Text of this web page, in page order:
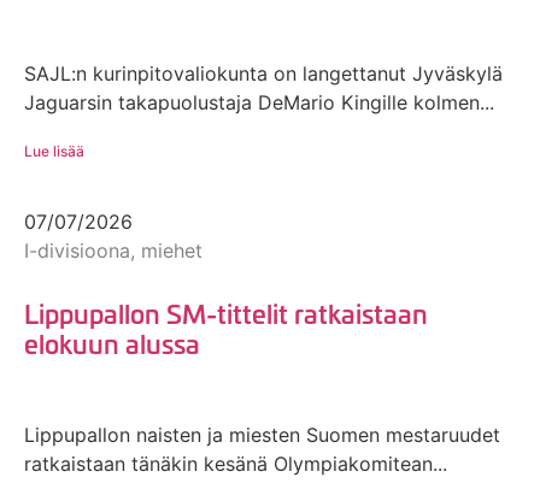
SAJL:n kurinpitovaliokunta on langettanut Jyväskylä
Jaguarsin takapuolustaja DeMario Kingille kolmen...
Lue lisää
07/07/2026
I-divisioona, miehet
Lippupallon SM-tittelit ratkaistaan
elokuun alussa
Lippupallon naisten ja miesten Suomen mestaruudet
ratkaistaan tänäkin kesänä Olympiakomitean...